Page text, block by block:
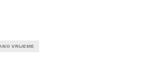
VRIJEME